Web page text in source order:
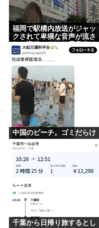
福岡で駅構内放送がジャッ
クされて卑猥な音声が流さ
れた事件、やはり元音声は
動ありの動画だった
中国のビーチ。ゴミだらけ
千葉から日帰り旅するとし